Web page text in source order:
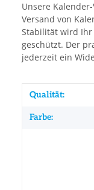
Unsere
Versand von
Stabilität wird Ihr
geschützt. Der
jederzeit ein
Wert
Qualität:
Farbe: